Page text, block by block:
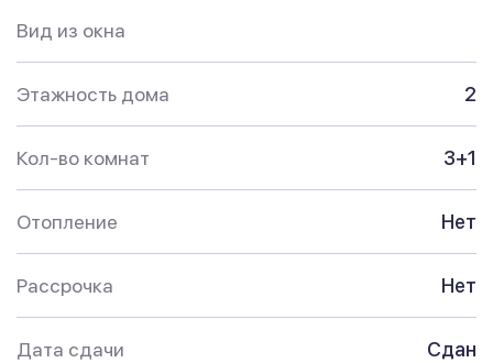
Вид из окна
Этажность дома 2
Кол-во комнат 3+1
Отопление Нет
Рассрочка Нет
Дата сдачи Сдан